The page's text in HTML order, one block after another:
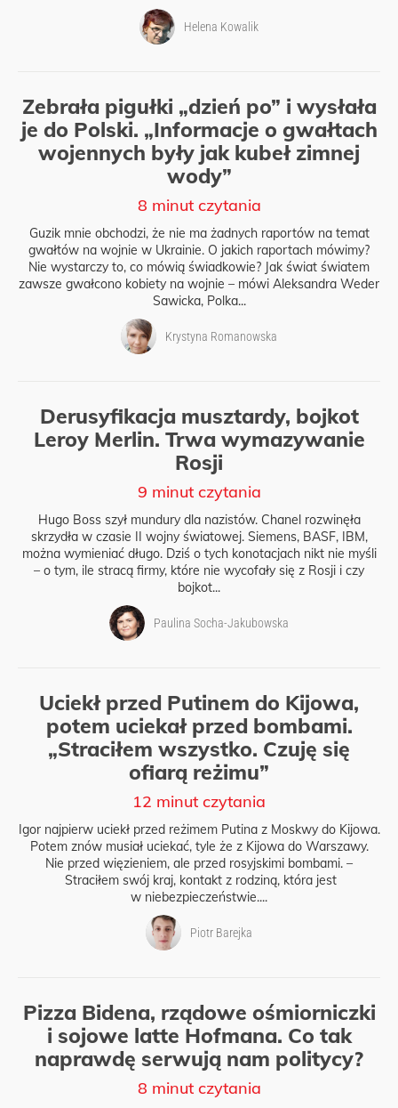
Helena Kowalik
Zebrała pigułki „dzień po” i wysłała
je do Polski. „Informacje o gwałtach
wojennych były jak kubeł zimnej
wody”
8 minut czytania
Guzik mnie obchodzi, że nie ma żadnych raportów na temat
gwałtów na wojnie w Ukrainie. O jakich raportach mówimy?
Nie wystarczy to, co mówią świadkowie? Jak świat światem
zawsze gwałcono kobiety na wojnie – mówi Aleksandra Weder
Sawicka, Polka...
Krystyna Romanowska
Derusyfikacja musztardy, bojkot
Leroy Merlin. Trwa wymazywanie
Rosji
9 minut czytania
Hugo Boss szył mundury dla nazistów. Chanel rozwinęła
skrzydła w czasie II wojny światowej. Siemens, BASF, IBM,
można wymieniać długo. Dziś o tych konotacjach nikt nie myśli
– o tym, ile stracą firmy, które nie wycofały się z Rosji i czy
bojkot...
Paulina Socha-Jakubowska
Uciekł przed Putinem do Kijowa,
potem uciekał przed bombami.
„Straciłem wszystko. Czuję się
ofiarą reżimu”
12 minut czytania
Igor najpierw uciekł przed reżimem Putina z Moskwy do Kijowa.
Potem znów musiał uciekać, tyle że z Kijowa do Warszawy.
Nie przed więzieniem, ale przed rosyjskimi bombami. –
Straciłem swój kraj, kontakt z rodziną, która jest
w niebezpieczeństwie....
Piotr Barejka
Pizza Bidena, rządowe ośmiorniczki
i sojowe latte Hofmana. Co tak
naprawdę serwują nam politycy?
8 minut czytania